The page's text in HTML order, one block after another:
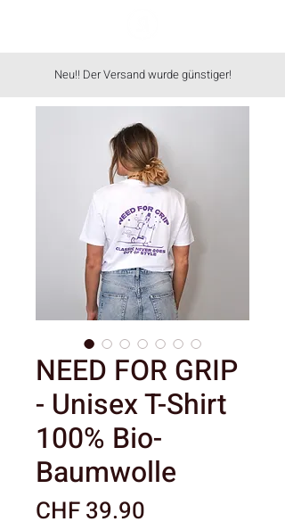
Neu!! Der Versand wurde günstiger!
NEED FOR GRIP
- Unisex T-Shirt
100% Bio-
Baumwolle
CHF 39.90